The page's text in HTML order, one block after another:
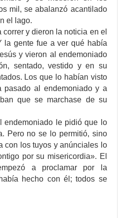
mil, se abalanzó acantilado
el lago.
y dieron la noticia en el
la gente fue a ver qué había
y vieron al endemoniado
sentado, vestido y en su
Los que lo habían visto
pasado al endemoniado y a
que se marchase de su
endemoniado le pidió que lo
Pero no se lo permitió, sino
los tuyos y anúnciales lo
por su misericordia». El
a proclamar por la
hecho con él; todos se